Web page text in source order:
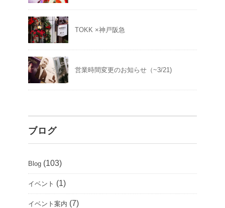
TOKK ×神戸阪急
営業時間変更のお知らせ（~3/21)
ブログ
Blog (103)
イベント (1)
イベント案内 (7)